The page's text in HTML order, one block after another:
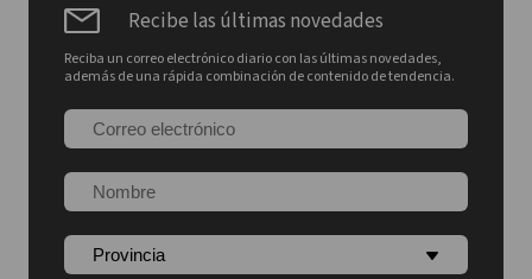
Recibe las últimas novedades
Reciba un correo electrónico diario con las últimas novedades,
además de una rápida combinación de contenido de tendencia.